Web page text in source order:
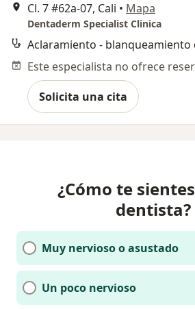
Cl. 7 #62a-07, Cali • Mapa
Dentaderm Specialist Clinica
Solicita una cita
¿Cómo te
dentista?
Muy nervioso o asustado
Un poco nervioso